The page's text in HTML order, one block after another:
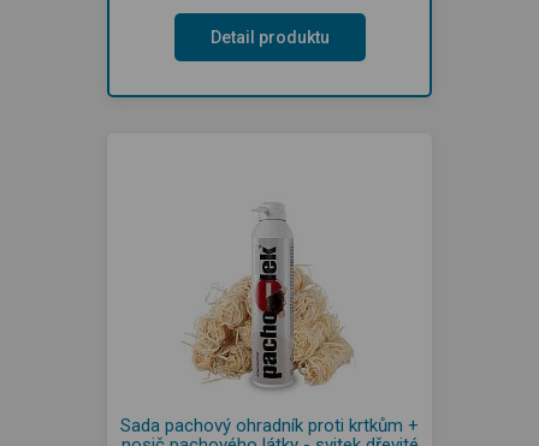
Detail produktu
Sada pachový ohradník proti krtkům +